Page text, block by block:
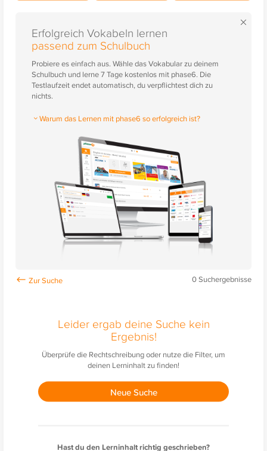
×
Erfolgreich Vokabeln lernen
passend zum Schulbuch
Probiere es einfach aus. Wähle das Vokabular zu deinem
Schulbuch und lerne 7 Tage kostenlos mit phase6. Die
Testlaufzeit endet automatisch, du verpflichtest dich zu
nichts.
Warum das Lernen mit phase6 so erfolgreich ist?
0Suchergebnisse
Leider ergab deine Suche kein
Ergebnis!
Überprüfe die Rechtschreibung oder nutze die Filter, um
deinen Lerninhalt zu finden!
Neue Suche
Hast du den Lerninhalt richtig geschrieben?